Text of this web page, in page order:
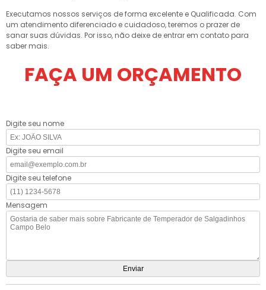
Executamos nossos serviços de forma excelente e Qualificada. Com
um atendimento diferenciado e cuidadoso, teremos o prazer de
sanar suas dúvidas. Por isso, não deixe de entrar em contato para
saber mais.
FAÇA UM ORÇAMENTO
Digite seu nome
Digite seu email
Digite seu telefone
Mensagem